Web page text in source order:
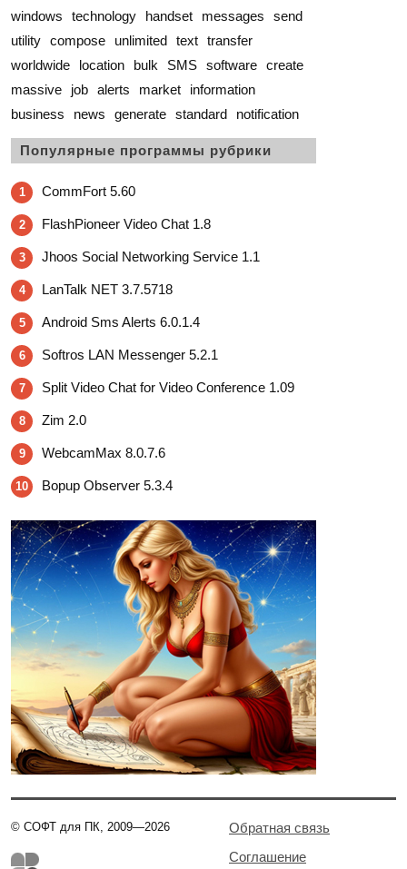
windows
technology handset messages
send
utility compose unlimited text transfer
worldwide
location bulk SMS software create
massive
job alerts market
information
business
news generate standard notification
Популярные программы рубрики
1 CommFort 5.60
2 FlashPioneer Video Chat 1.8
3 Jhoos Social Networking Service 1.1
4 LanTalk NET 3.7.5718
5 Android Sms Alerts 6.0.1.4
6 Softros LAN Messenger 5.2.1
7 Split Video Chat for Video Conference 1.09
8 Zim 2.0
9 WebcamMax 8.0.7.6
10 Bopup Observer 5.3.4
© СОФТ для ПК, 2009—2026
Обратная связь
Соглашение